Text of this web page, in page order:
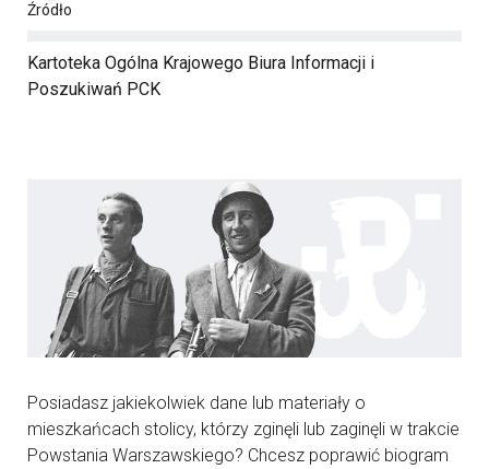
Źródło
Kartoteka Ogólna Krajowego Biura Informacji i
Poszukiwań PCK
Posiadasz jakiekolwiek dane lub materiały o
mieszkańcach stolicy, którzy zginęli lub zaginęli w trakcie
Powstania Warszawskiego? Chcesz poprawić biogram